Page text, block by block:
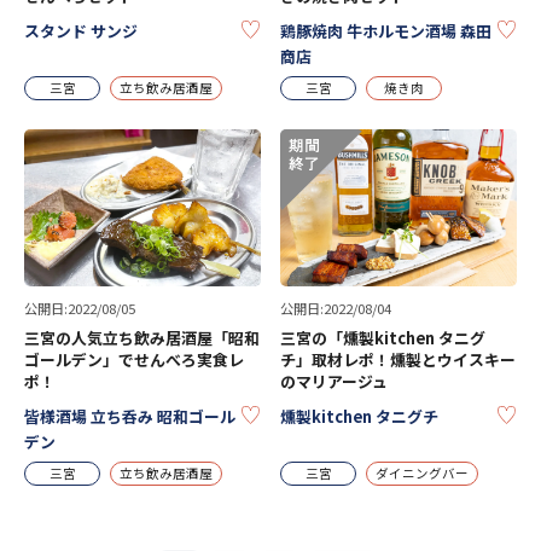
スタンド サンジ
KEEP
三宮 立ち飲み居酒屋
鶏豚焼肉 牛ホルモン酒場 森田
商店
三宮 焼き肉
公開日:2022/08/05
三宮の人気立ち飲み居酒屋「昭和
ゴールデン」でせんべろ実食レ
ポ！
皆様酒場 立ち呑み 昭和ゴール
デン
KEEP
三宮 立ち飲み居酒屋
公開日:2022/08/04
三宮の「燻製kitchen タニグ
チ」取材レポ！燻製とウイスキー
のマリアージュ
燻製kitchen タニグチ
三宮 ダイニングバー